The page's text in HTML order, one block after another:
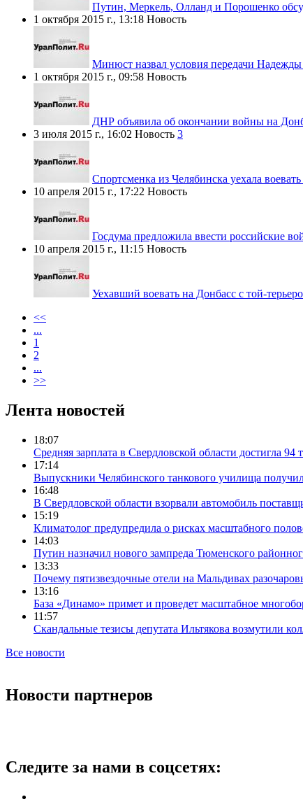
Путин, Меркель, Олланд и Порошенко
1 октября 2015 г., 13:18 Новость
Минюст назвал условия передачи
1 октября 2015 г., 09:58 Новость
ДНР объявила об окончании войны на
3 июля 2015 г., 16:02 Новость 3
Спортсменка из Челябинска уехала
10 апреля 2015 г., 17:22 Новость
Госдума предложила ввести российские
10 апреля 2015 г., 11:15 Новость
Уехавший воевать на Донбасс с той-
<<
...
1
2
...
>>
Лента новостей
18:07
Средняя зарплата в Свердловской области достигла 94
17:14
Выпускники Челябинского танкового училища
16:48
В Свердловской области взорвали автомобиль
15:19
Климатолог предупредила о рисках масштабного
14:03
Путин назначил нового зампреда Тюменского
13:33
Почему пятизвездочные отели на Мальдивах
13:16
База «Динамо» примет и проведет масштабное
11:57
Скандальные тезисы депутата Ильтякова возмутили
Все новости
Новости партнеров
Следите за нами в соцсетях: